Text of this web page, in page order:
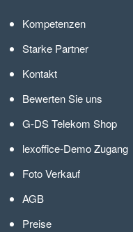
Kompetenzen
Starke Partner
Kontakt
Bewerten Sie uns
G-DS Telekom Shop
lexoffice-Demo Zugang
Foto Verkauf
AGB
Preise